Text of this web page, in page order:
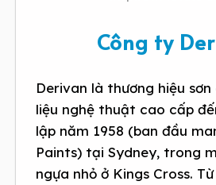
Công ty
Derivan là thương hiệu
liệu nghệ thuật cao cấp
lập năm 1958 (ban đầu
Paints) tại Sydney, trong
ngựa nhỏ ở Kings Cross.